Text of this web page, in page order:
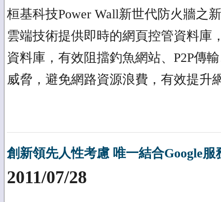
桓基科技Power Wall新世代防火牆之
雲端技術提供即時的網頁控管資料庫
資料庫，有效阻擋釣魚網站、P2P傳
威脅，避免網路資源浪費，有效提升
創新領先人性考慮 唯一結合Google
2011/07/28